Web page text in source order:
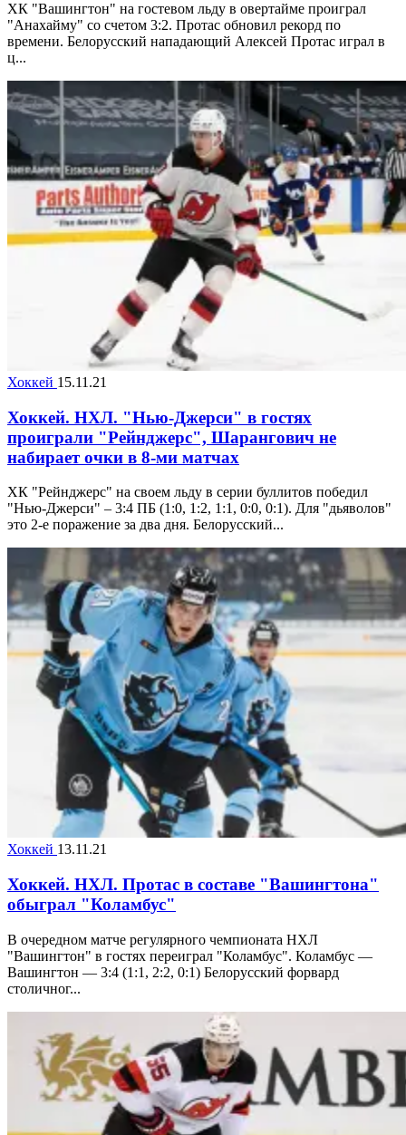
ХК "Вашингтон" на гостевом льду в овертайме проиграл
"Анахайму" со счетом 3:2. Протас обновил рекорд по
времени. Белорусский нападающий Алексей Протас играл в
ц...
Хоккей 15.11.21
Хоккей. НХЛ. "Нью-Джерси" в гостях
проиграли "Рейнджерс", Шарангович не
набирает очки в 8-ми матчах
ХК "Рейнджерс" на своем льду в серии буллитов победил
"Нью-Джерси" – 3:4 ПБ (1:0, 1:2, 1:1, 0:0, 0:1). Для "дьяволов"
это 2-е поражение за два дня. Белорусский...
Хоккей 13.11.21
Хоккей. НХЛ. Протас в составе "Вашингтона"
обыграл "Коламбус"
В очередном матче регулярного чемпионата НХЛ
"Вашингтон" в гостях переиграл "Коламбус". Коламбус —
Вашингтон — 3:4 (1:1, 2:2, 0:1) Белорусский форвард
столичног...